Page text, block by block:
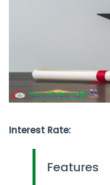
Interest Rate:
Features